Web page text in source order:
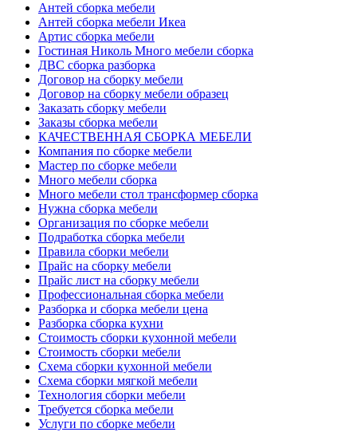
Антей сборка мебели
Антей сборка мебели Икеа
Артис сборка мебели
Гостиная Николь Много мебели сборка
ДВС сборка разборка
Договор на сборку мебели
Договор на сборку мебели образец
Заказать сборку мебели
Заказы сборка мебели
КАЧЕСТВЕННАЯ СБОРКА МЕБЕЛИ
Компания по сборке мебели
Мастер по сборке мебели
Много мебели сборка
Много мебели стол трансформер сборка
Нужна сборка мебели
Организация по сборке мебели
Подработка сборка мебели
Правила сборки мебели
Прайс на сборку мебели
Прайс лист на сборку мебели
Профессиональная сборка мебели
Разборка и сборка мебели цена
Разборка сборка кухни
Стоимость сборки кухонной мебели
Стоимость сборки мебели
Схема сборки кухонной мебели
Схема сборки мягкой мебели
Технология сборки мебели
Требуется сборка мебели
Услуги по сборке мебели